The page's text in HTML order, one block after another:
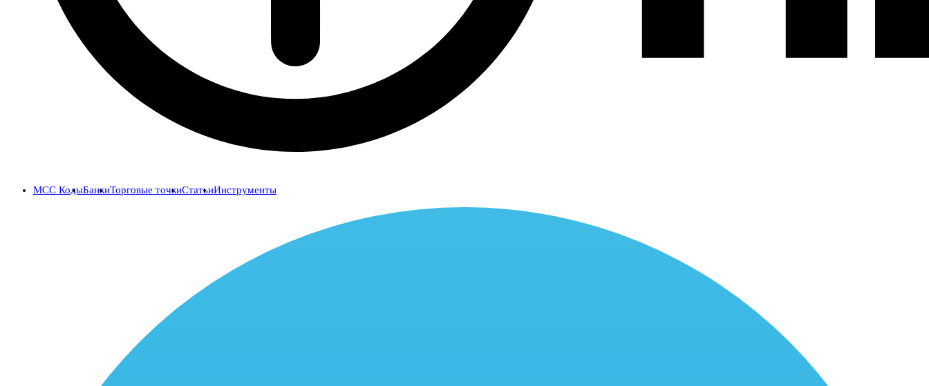
MCC КодыБанкиТорговые точкиСтатьиИнструменты